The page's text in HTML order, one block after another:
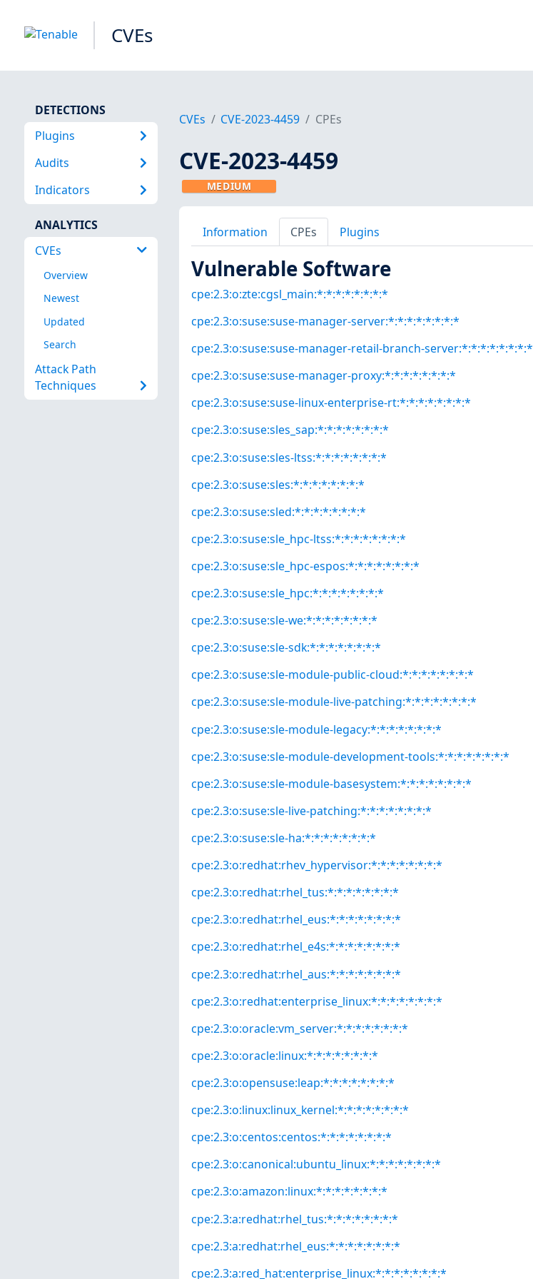
CVEs
DETECTIONS
Plugins
Audits
Indicators
ANALYTICS
CVEs
Overview
Newest
Updated
Search
Attack Path
Techniques
CVEs CVE-2023-4459 CPEs
CVE-2023-4459
MEDIUM
Information CPEs Plugins
Vulnerable Software
cpe:2.3:o:zte:cgsl_main:*:*:*:*:*:*:*:*
cpe:2.3:o:suse:suse-manager-server:*:*:*:*:*:*:*:*
cpe:2.3:o:suse:suse-manager-retail-branch-server:*:*:*:*:*:*:*:*
cpe:2.3:o:suse:suse-manager-proxy:*:*:*:*:*:*:*:*
cpe:2.3:o:suse:suse-linux-enterprise-rt:*:*:*:*:*:*:*:*
cpe:2.3:o:suse:sles_sap:*:*:*:*:*:*:*:*
cpe:2.3:o:suse:sles-ltss:*:*:*:*:*:*:*:*
cpe:2.3:o:suse:sles:*:*:*:*:*:*:*:*
cpe:2.3:o:suse:sled:*:*:*:*:*:*:*:*
cpe:2.3:o:suse:sle_hpc-ltss:*:*:*:*:*:*:*:*
cpe:2.3:o:suse:sle_hpc-espos:*:*:*:*:*:*:*:*
cpe:2.3:o:suse:sle_hpc:*:*:*:*:*:*:*:*
cpe:2.3:o:suse:sle-we:*:*:*:*:*:*:*:*
cpe:2.3:o:suse:sle-sdk:*:*:*:*:*:*:*:*
cpe:2.3:o:suse:sle-module-public-cloud:*:*:*:*:*:*:*:*
cpe:2.3:o:suse:sle-module-live-patching:*:*:*:*:*:*:*:*
cpe:2.3:o:suse:sle-module-legacy:*:*:*:*:*:*:*:*
cpe:2.3:o:suse:sle-module-development-tools:*:*:*:*:*:*:*:*
cpe:2.3:o:suse:sle-module-basesystem:*:*:*:*:*:*:*:*
cpe:2.3:o:suse:sle-live-patching:*:*:*:*:*:*:*:*
cpe:2.3:o:suse:sle-ha:*:*:*:*:*:*:*:*
cpe:2.3:o:redhat:rhev_hypervisor:*:*:*:*:*:*:*:*
cpe:2.3:o:redhat:rhel_tus:*:*:*:*:*:*:*:*
cpe:2.3:o:redhat:rhel_eus:*:*:*:*:*:*:*:*
cpe:2.3:o:redhat:rhel_e4s:*:*:*:*:*:*:*:*
cpe:2.3:o:redhat:rhel_aus:*:*:*:*:*:*:*:*
cpe:2.3:o:redhat:enterprise_linux:*:*:*:*:*:*:*:*
cpe:2.3:o:oracle:vm_server:*:*:*:*:*:*:*:*
cpe:2.3:o:oracle:linux:*:*:*:*:*:*:*:*
cpe:2.3:o:opensuse:leap:*:*:*:*:*:*:*:*
cpe:2.3:o:linux:linux_kernel:*:*:*:*:*:*:*:*
cpe:2.3:o:centos:centos:*:*:*:*:*:*:*:*
cpe:2.3:o:canonical:ubuntu_linux:*:*:*:*:*:*:*:*
cpe:2.3:o:amazon:linux:*:*:*:*:*:*:*:*
cpe:2.3:a:redhat:rhel_tus:*:*:*:*:*:*:*:*
cpe:2.3:a:redhat:rhel_eus:*:*:*:*:*:*:*:*
cpe:2.3:a:red_hat:enterprise_linux:*:*:*:*:*:*:*:*